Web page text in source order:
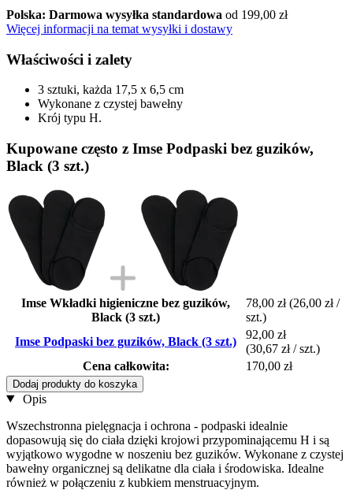
Polska: Darmowa wysyłka standardowa od 199,00 zł
Więcej informacji na temat wysyłki i dostawy
Właściwości i zalety
3 sztuki, każda 17,5 x 6,5 cm
Wykonane z czystej bawełny
Krój typu H.
Kupowane często z Imse Podpaski bez guzików,
Black (3 szt.)
Imse Wkładki higieniczne bez guzików,
Black (3 szt.)
78,00 zł (26,00 zł /
szt.)
Imse Podpaski bez guzików, Black (3 szt.)
92,00 zł
(30,67 zł / szt.)
Cena całkowita:
170,00 zł
Dodaj produkty do koszyka
Opis
Wszechstronna pielęgnacja i ochrona - podpaski idealnie
dopasowują się do ciała dzięki krojowi przypominającemu H i są
wyjątkowo wygodne w noszeniu bez guzików. Wykonane z czystej
bawełny organicznej są delikatne dla ciała i środowiska. Idealne
również w połączeniu z kubkiem menstruacyjnym.